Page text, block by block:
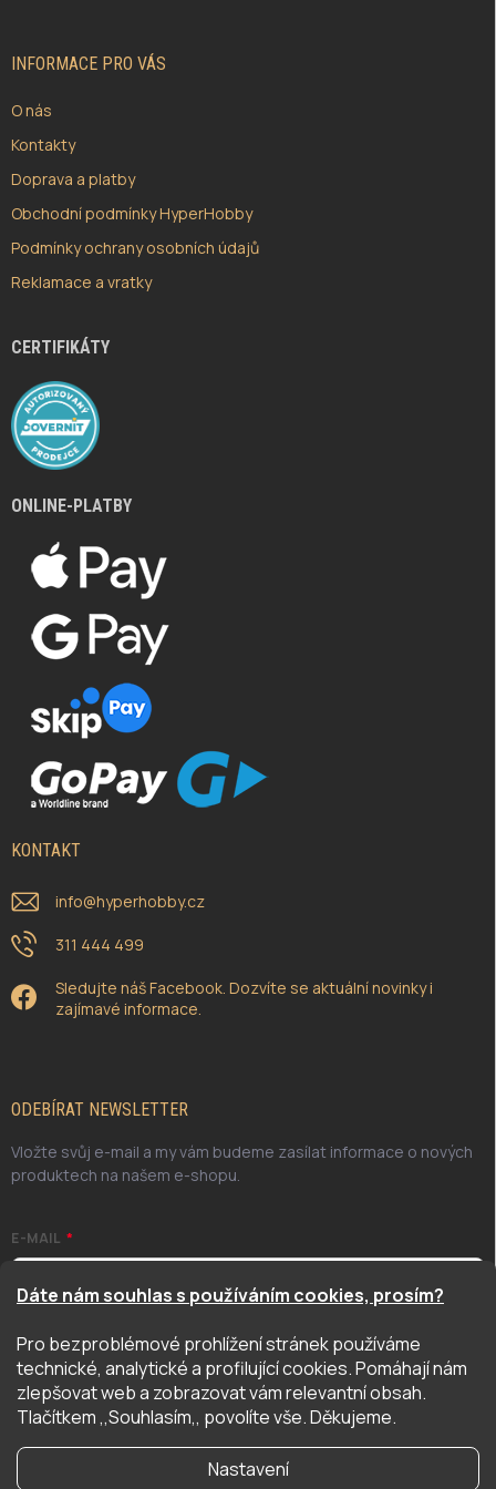
Dáte nám souhlas s používáním cookies, prosím?
Pro bezproblémové prohlížení stránek používáme
technické, analytické a profilující cookies. Pomáhají nám
zlepšovat web a zobrazovat vám relevantní obsah.
Tlačítkem ,,Souhlasím,, povolíte vše. Děkujeme.
Nastavení
INFORMACE PRO VÁS
O nás
Kontakty
Doprava a platby
Obchodní podmínky HyperHobby
Podmínky ochrany osobních údajů
Reklamace a vratky
CERTIFIKÁTY
ONLINE-PLATBY
KONTAKT
info@hyperhobby.cz
311 444 499
Sledujte náš Facebook. Dozvíte se aktuální novinky i
zajímavé informace.
ODEBÍRAT NEWSLETTER
Vložte svůj e-mail a my vám budeme zasílat informace o nových
produktech na našem e-shopu.
E-MAIL
Odesláním potvrzuji, že jsem se seznámil/a se zásadami
ochrany osobních údajů. Úplné znění naleznetezde
PŘIHLÁSIT SE